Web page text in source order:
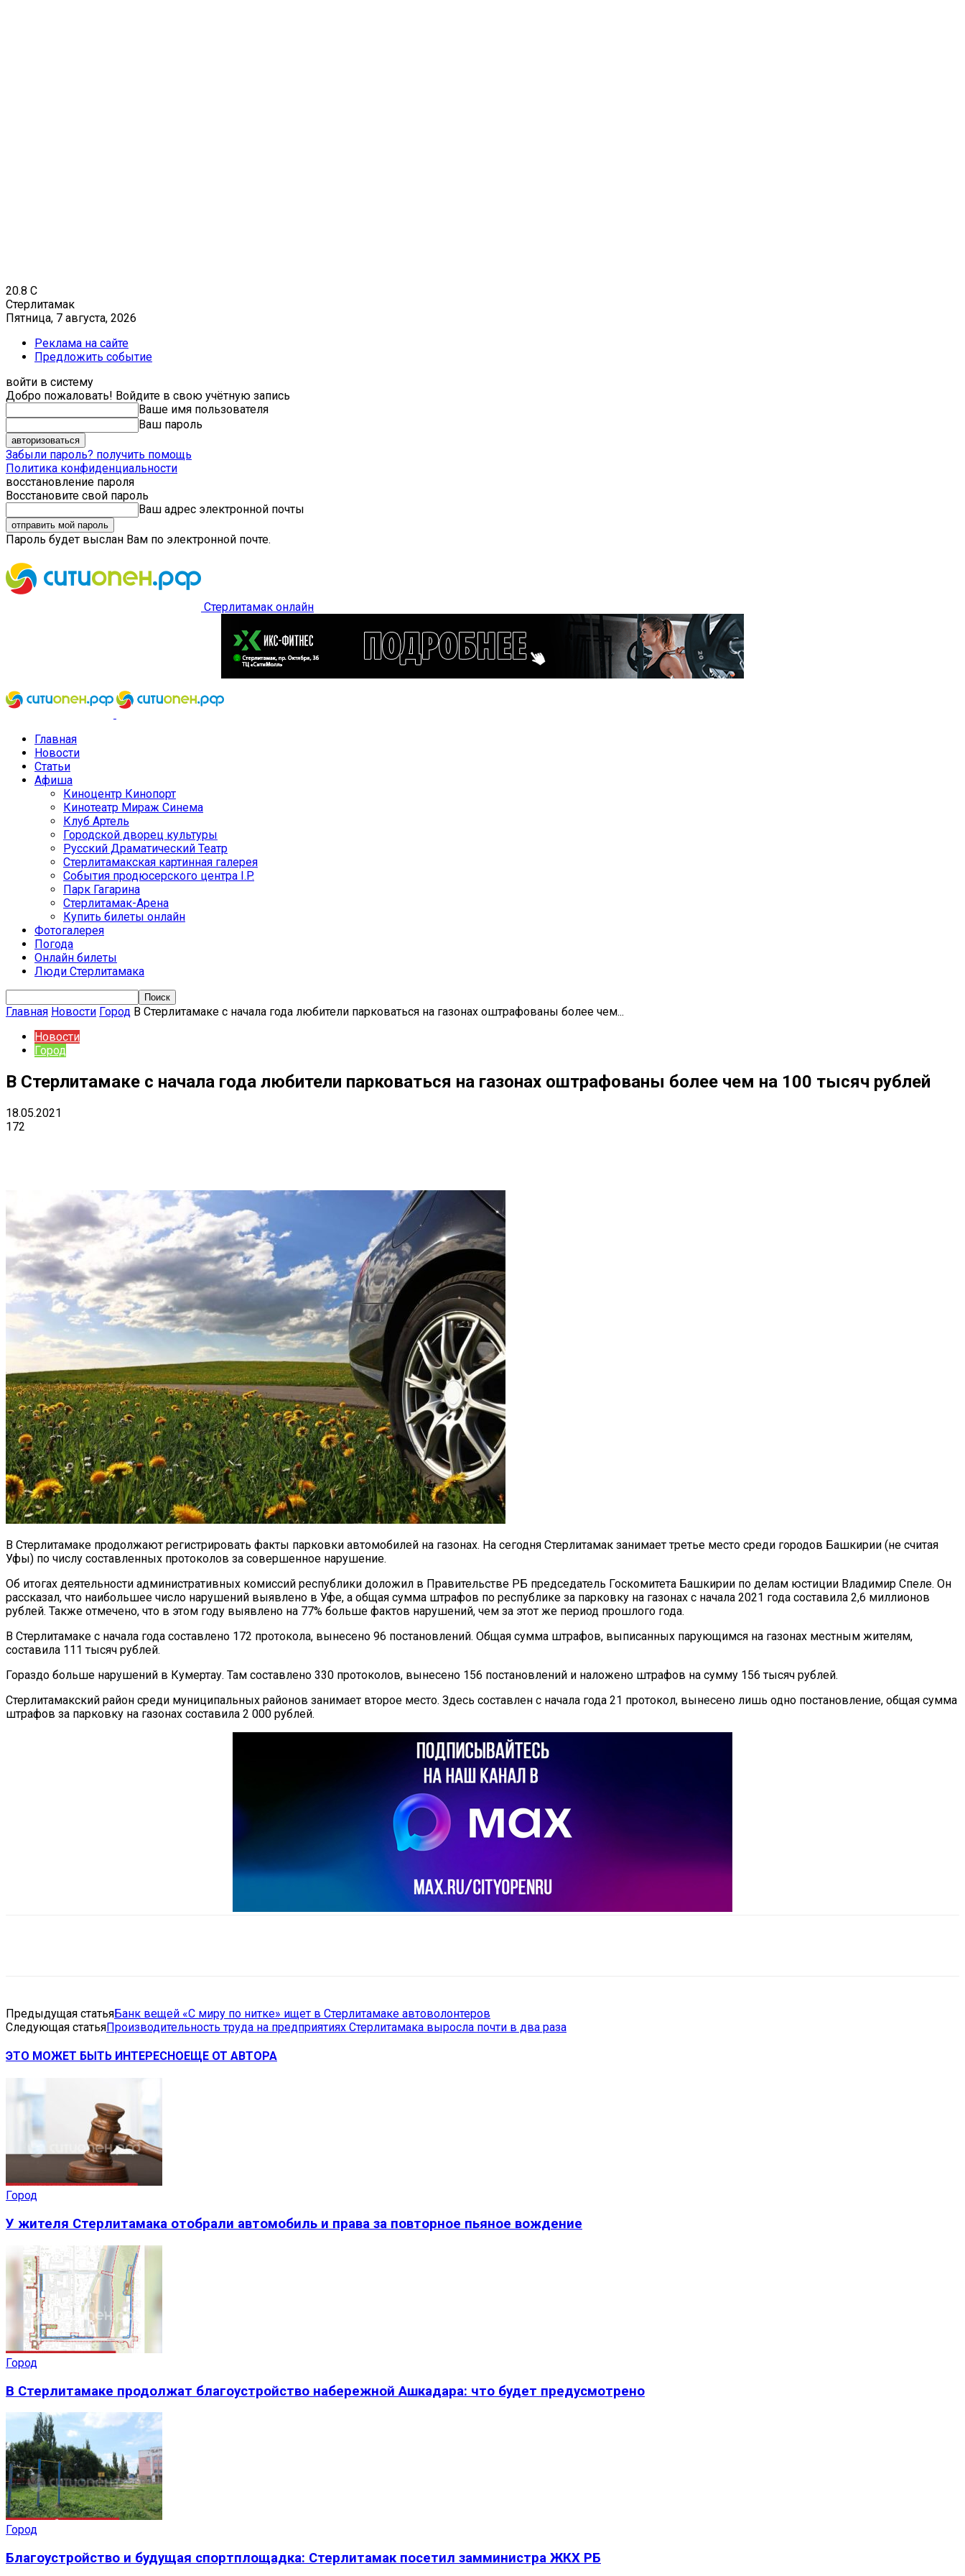
20.8 C
Стерлитамак
Пятница, 7 августа, 2026
Реклама на сайте
Предложить событие
войти в систему
Добро пожаловать! Войдите в свою учётную запись
Ваше имя пользователя
Ваш пароль
Забыли пароль? получить помощь
Политика конфиденциальности
восстановление пароля
Восстановите свой пароль
Ваш адрес электронной почты
Пароль будет выслан Вам по электронной почте.
Стерлитамак онлайн
Главная
Новости
Статьи
Афиша
Киноцентр Кинопорт
Кинотеатр Мираж Синема
Клуб Артель
Городской дворец культуры
Русский Драматический Театр
Стерлитамакская картинная галерея
События продюсерского центра I.P.
Парк Гагарина
Стерлитамак-Арена
Купить билеты онлайн
Фотогалерея
Погода
Онлайн билеты
Люди Стерлитамака
Главная Новости Город В Стерлитамаке с начала года любители парковаться на газонах оштрафованы более чем...
Новости
Город
В Стерлитамаке с начала года любители парковаться на газонах оштрафованы более чем на 100 тысяч рублей
18.05.2021
172
В Стерлитамаке продолжают регистрировать факты парковки автомобилей на газонах. На сегодня Стерлитамак занимает третье место среди городов Башкирии (не считая
Уфы) по числу составленных протоколов за совершенное нарушение.
Об итогах деятельности административных комиссий республики доложил в Правительстве РБ председатель Госкомитета Башкирии по делам юстиции Владимир Спеле. Он
рассказал, что наибольшее число нарушений выявлено в Уфе, а общая сумма штрафов по республике за парковку на газонах с начала 2021 года составила 2,6 миллионов
рублей. Также отмечено, что в этом году выявлено на 77% больше фактов нарушений, чем за этот же период прошлого года.
В Стерлитамаке с начала года составлено 172 протокола, вынесено 96 постановлений. Общая сумма штрафов, выписанных парующимся на газонах местным жителям,
составила 111 тысяч рублей.
Гораздо больше нарушений в Кумертау. Там составлено 330 протоколов, вынесено 156 постановлений и наложено штрафов на сумму 156 тысяч рублей.
Стерлитамакский район среди муниципальных районов занимает второе место. Здесь составлен с начала года 21 протокол, вынесено лишь одно постановление, общая сумма
штрафов за парковку на газонах составила 2 000 рублей.
Предыдущая статьяБанк вещей «С миру по нитке» ищет в Стерлитамаке автоволонтеров
Следующая статьяПроизводительность труда на предприятиях Стерлитамака выросла почти в два раза
ЭТО МОЖЕТ БЫТЬ ИНТЕРЕСНОЕЩЕ ОТ АВТОРА
Город
У жителя Стерлитамака отобрали автомобиль и права за повторное пьяное вождение
Город
В Стерлитамаке продолжат благоустройство набережной Ашкадара: что будет предусмотрено
Город
Благоустройство и будущая спортплощадка: Стерлитамак посетил замминистра ЖКХ РБ